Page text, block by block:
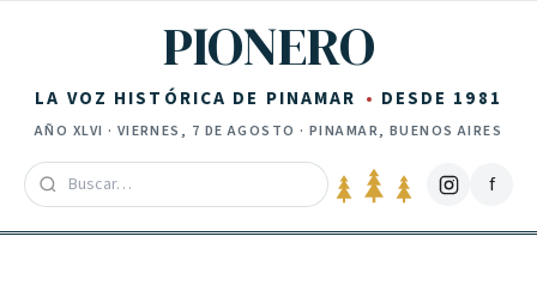
PIONERO
LA VOZ HISTÓRICA DE PINAMAR DESDE 1981
AÑO XLVI · VIERNES, 7 DE AGOSTO · PINAMAR, BUENOS AIRES
f